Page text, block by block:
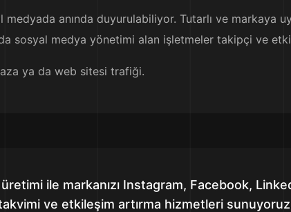
anında duyurulabiliyor. Tutarlı ve markaya
sosyal medya yönetimi alan işletmeler takipçi ve
ya da web sitesi trafiği.
ile markanızı Instagram, Facebook,
ve etkileşim artırma hizmetleri